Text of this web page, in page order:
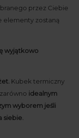
przez Ciebie
elementy zostaną
wyjątkowo
Kubek termiczny
idealnym
wyborem jeśli
siebie.